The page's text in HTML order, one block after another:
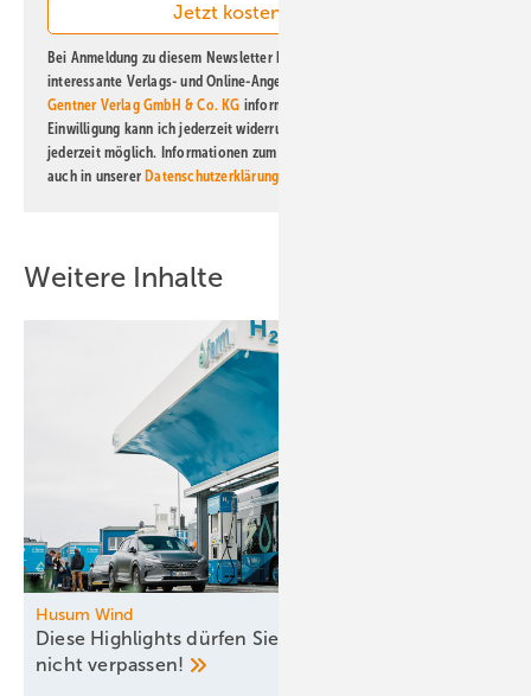
Bei Anmeldung zu diesem Newsletter bin ich damit einverstanden, über
interessante Verlags- und Online-Angebote
Gentner Verlag GmbH & Co. KG informiert zu werden. Diese
Einwilligung kann ich jederzeit widerrufen und eine Abmeldung ist
jederzeit möglich. Informationen zum Umgang mit Daten finden Sie
auch in unserer Datenschutzerklärung
Weitere Inhalte
Husum Wind
Diese Highlights dürfen Sie am Messe-Donnerstag
nichtverpassen!